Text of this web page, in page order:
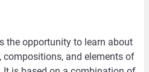
the opportunity to learn about
compositions, and elements of